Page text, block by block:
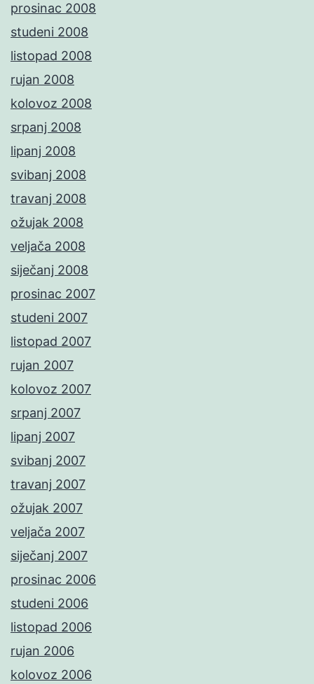
prosinac 2008
studeni 2008
listopad 2008
rujan 2008
kolovoz 2008
srpanj 2008
lipanj 2008
svibanj 2008
travanj 2008
ožujak 2008
veljača 2008
siječanj 2008
prosinac 2007
studeni 2007
listopad 2007
rujan 2007
kolovoz 2007
srpanj 2007
lipanj 2007
svibanj 2007
travanj 2007
ožujak 2007
veljača 2007
siječanj 2007
prosinac 2006
studeni 2006
listopad 2006
rujan 2006
kolovoz 2006